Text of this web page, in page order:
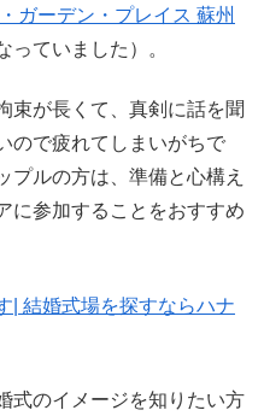
ガーデン・プレイス 蘇州
っていました）。
束が長くて、真剣に話を聞
ので疲れてしまいがちで
プルの方は、準備と心構え
に参加することをおすすめ
| 結婚式場を探すならハナ
式のイメージを知りたい方